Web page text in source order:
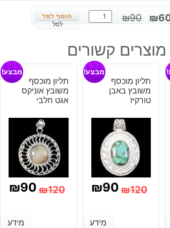
₪90
היה:
₪המחיר
הוא:
₪60.
כמות
של
מאבן
קרייזי
לייס
עיצוב
לסל
מוצרים קשורים
תליון מוכסף
משובץ באבן
טורקיז
מבצע!
₪120
₪90
מידע
מידע
תליון מוכסף
משובץ אוניקס
אגט חלבי
מבצע!
₪120
₪90
מידע
מידע